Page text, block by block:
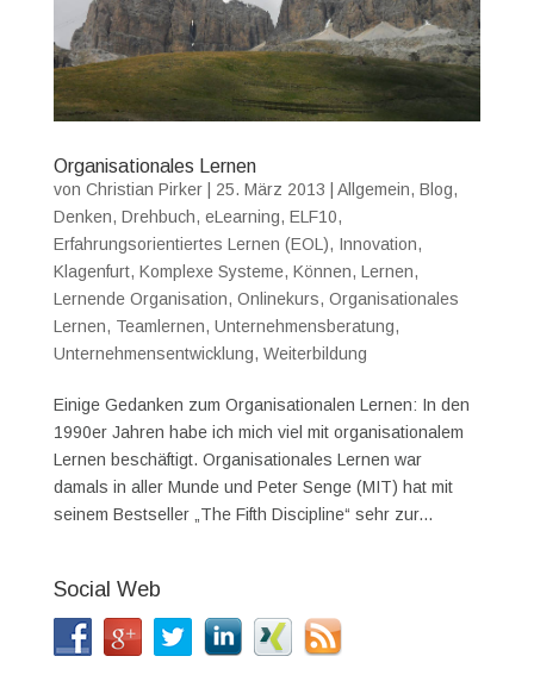
Organisationales Lernen
von Christian Pirker| 25. März 2013 Allgemein, Blog,
Denken, Drehbuch, eLearning, ELF10,
Erfahrungsorientiertes Lernen (EOL), Innovation,
Klagenfurt, Komplexe Systeme, Können, Lernen,
Lernende Organisation, Onlinekurs, Organisationales
Lernen, Teamlernen, Unternehmensberatung,
Unternehmensentwicklung, Weiterbildung
Einige Gedanken zum Organisationalen Lernen: In den
1990er Jahren habe ich mich viel mit organisationalem
Lernen beschäftigt. Organisationales Lernen war
damals in aller Munde und Peter Senge (MIT) hat mit
seinem Bestseller „The Fifth Discipline“ sehr zur...
Social Web